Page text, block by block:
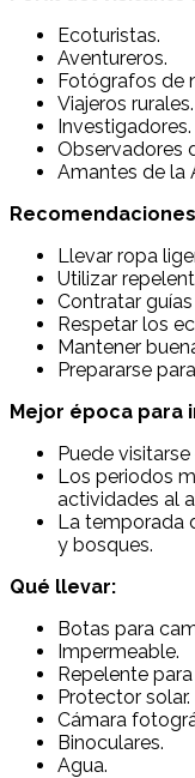
Ecoturistas.
Aventureros.
Fotógrafos de
Viajeros rurales.
Investigadores.
Observadores
Amantes de la
Llevar ropa
Utilizar
Contratar
Respetar los
Mantener
Prepararse
Mejor época para
Puede
Los periodos
actividades al
La temporada
y bosques.
Qué llevar:
Botas para
Impermeable.
Repelente
Protector solar.
Cámara
Binoculares.
Agua.